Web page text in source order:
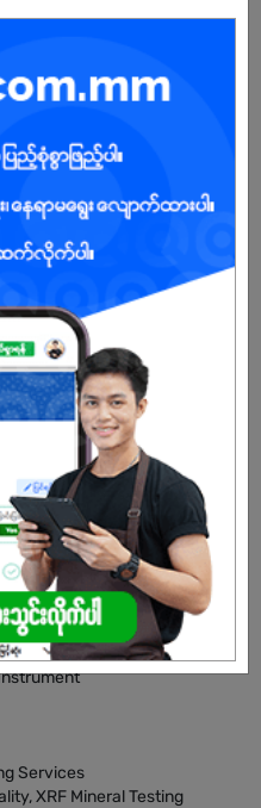
in 2010 and has 14
to distribute, sell, and
Instruments, Construction
& Weather Monitoring
Instrument, and
in Myanmar from well-
the products sold, operation
and maintenance, and
Yangon, Mandalay, Naypyitaw,
of products and Services is
Instrument
Testing Instrument
Instrument
Instrument
Services
XRF Mineral Testing